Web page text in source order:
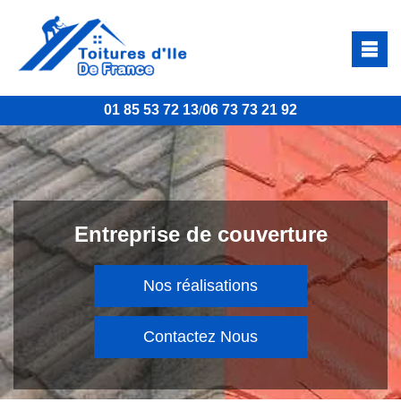
01 85 53 72 13/06 73 73 21 92
Entreprise de couverture
Nos réalisations
Contactez Nous